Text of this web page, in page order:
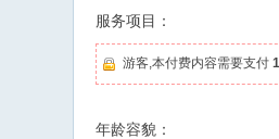
服务项目：
游客,本付费内容需要支付
年龄容貌：